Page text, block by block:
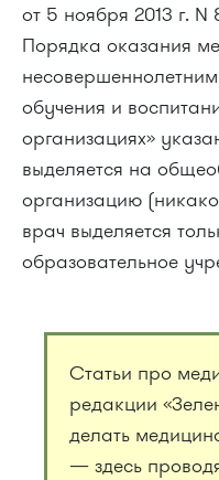
от 5 ноября 2013 г.
Порядка оказания
обучения и
организациях»
выделяется на
организацию
врач выделяется
образовательное
Статьи про
редакции
делать
— здесь